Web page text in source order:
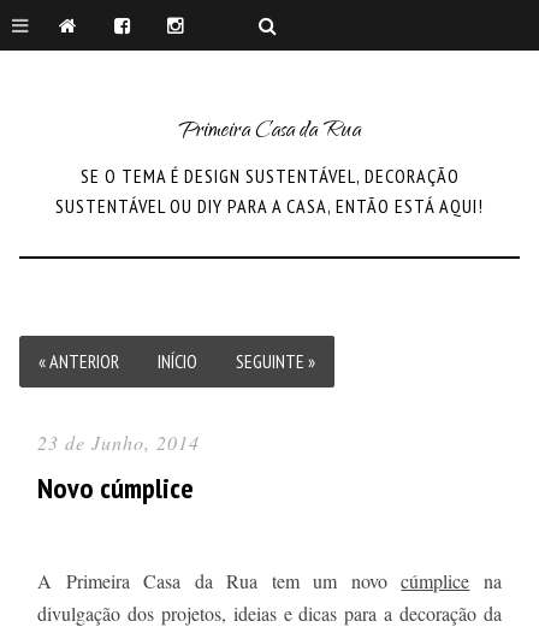
Primeira Casa da Rua
SE O TEMA É DESIGN SUSTENTÁVEL, DECORAÇÃO
SUSTENTÁVEL OU DIY PARA A CASA, ENTÃO ESTÁ AQUI!
« ANTERIOR INÍCIO SEGUINTE »
23 de Junho, 2014
Novo cúmplice
A Primeira Casa da Rua tem um novocúmplice na
divulgação dos projetos, ideias e dicas para a decoração da